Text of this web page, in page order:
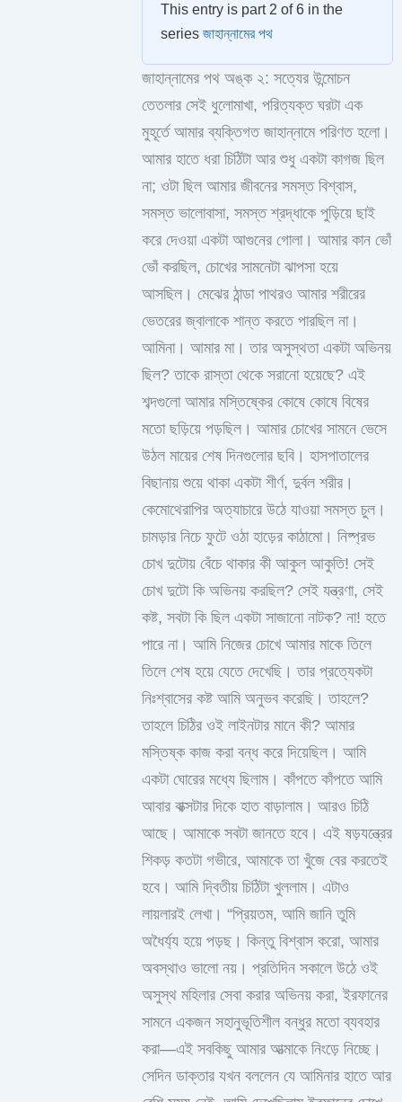
This entry is part 2 of 6 in the
seriesজাহান্নামের পথ
জাহান্নামের পথ অঙ্ক ২: সত্যের উন্মোচন
তেতলার সেই ধুলোমাখা, পরিত্যক্ত ঘরটা এক
মুহূর্তে আমার ব্যক্তিগত জাহান্নামে পরিণত হলো।
আমার হাতে ধরা চিঠিটা আর শুধু একটা কাগজ ছিল
না; ওটা ছিল আমার জীবনের সমস্ত বিশ্বাস,
সমস্ত ভালোবাসা, সমস্ত শ্রদ্ধাকে পুড়িয়ে ছাই
করে দেওয়া একটা আগুনের গোলা। আমার কান ভোঁ
ভোঁ করছিল, চোখের সামনেটা ঝাপসা হয়ে
আসছিল। মেঝের ঠান্ডা পাথরও আমার শরীরের
ভেতরের জ্বালাকে শান্ত করতে পারছিল না।
আমিনা। আমার মা। তার অসুস্থতা একটা অভিনয়
ছিল? তাকে রাস্তা থেকে সরানো হয়েছে? এই
শব্দগুলো আমার মস্তিষ্কের কোষে কোষে বিষের
মতো ছড়িয়ে পড়ছিল। আমার চোখের সামনে ভেসে
উঠল মায়ের শেষ দিনগুলোর ছবি। হাসপাতালের
বিছানায় শুয়ে থাকা একটা শীর্ণ, দুর্বল শরীর।
কেমোথেরাপির অত্যাচারে উঠে যাওয়া সমস্ত চুল।
চামড়ার নিচে ফুটে ওঠা হাড়ের কাঠামো। নিষ্প্রভ
চোখ দুটোয় বেঁচে থাকার কী আকুল আকুতি! সেই
চোখ দুটো কি অভিনয় করছিল? সেই যন্ত্রণা, সেই
কষ্ট, সবটা কি ছিল একটা সাজানো নাটক? না! হতে
পারে না। আমি নিজের চোখে আমার মাকে তিলে
তিলে শেষ হয়ে যেতে দেখেছি। তার প্রত্যেকটা
নিঃশ্বাসের কষ্ট আমি অনুভব করেছি। তাহলে?
তাহলে চিঠির ওই লাইনটার মানে কী? আমার
মস্তিষ্ক কাজ করা বন্ধ করে দিয়েছিল। আমি
একটা ঘোরের মধ্যে ছিলাম। কাঁপতে কাঁপতে আমি
আবার বাক্সটার দিকে হাত বাড়ালাম। আরও চিঠি
আছে। আমাকে সবটা জানতে হবে। এই ষড়যন্ত্রের
শিকড় কতটা গভীরে, আমাকে তা খুঁজে বের করতেই
হবে। আমি দ্বিতীয় চিঠিটা খুললাম। এটাও
লায়লারই লেখা। “প্রিয়তম, আমি জানি তুমি
অধৈর্য্য হয়ে পড়ছ। কিন্তু বিশ্বাস করো, আমার
অবস্থাও ভালো নয়। প্রতিদিন সকালে উঠে ওই
অসুস্থ মহিলার সেবা করার অভিনয় করা, ইরফানের
সামনে একজন সহানুভূতিশীল বন্ধুর মতো ব্যবহার
করা—এই সবকিছু আমার আত্মাকে নিংড়ে নিচ্ছে।
সেদিন ডাক্তার যখন বললেন যে আমিনার হাতে আর